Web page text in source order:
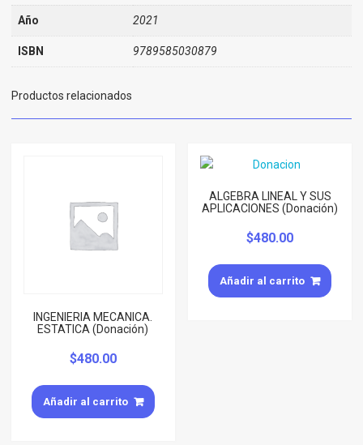
Año 2021
ISBN 9789585030879
Productos relacionados
INGENIERIA MECANICA.
ESTATICA (Donación)
$480.00
Añadir al carrito
ALGEBRA LINEAL Y SUS
APLICACIONES (Donación)
$480.00
Añadir al carrito